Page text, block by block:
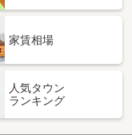
家賃相場
人気タウン
ランキング